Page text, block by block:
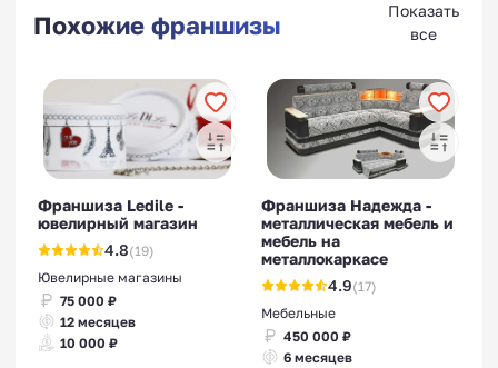
Похожие франшизы
Показать
все
Франшиза Ledile -
ювелирный магазин
4.8(19)
Ювелирные магазины
75 000 ₽
12 месяцев
10 000 ₽
Франшиза Надежда -
металлическая мебель и
мебель на
металлокаркасе
4.9(17)
Мебельные
450 000 ₽
6 месяцев